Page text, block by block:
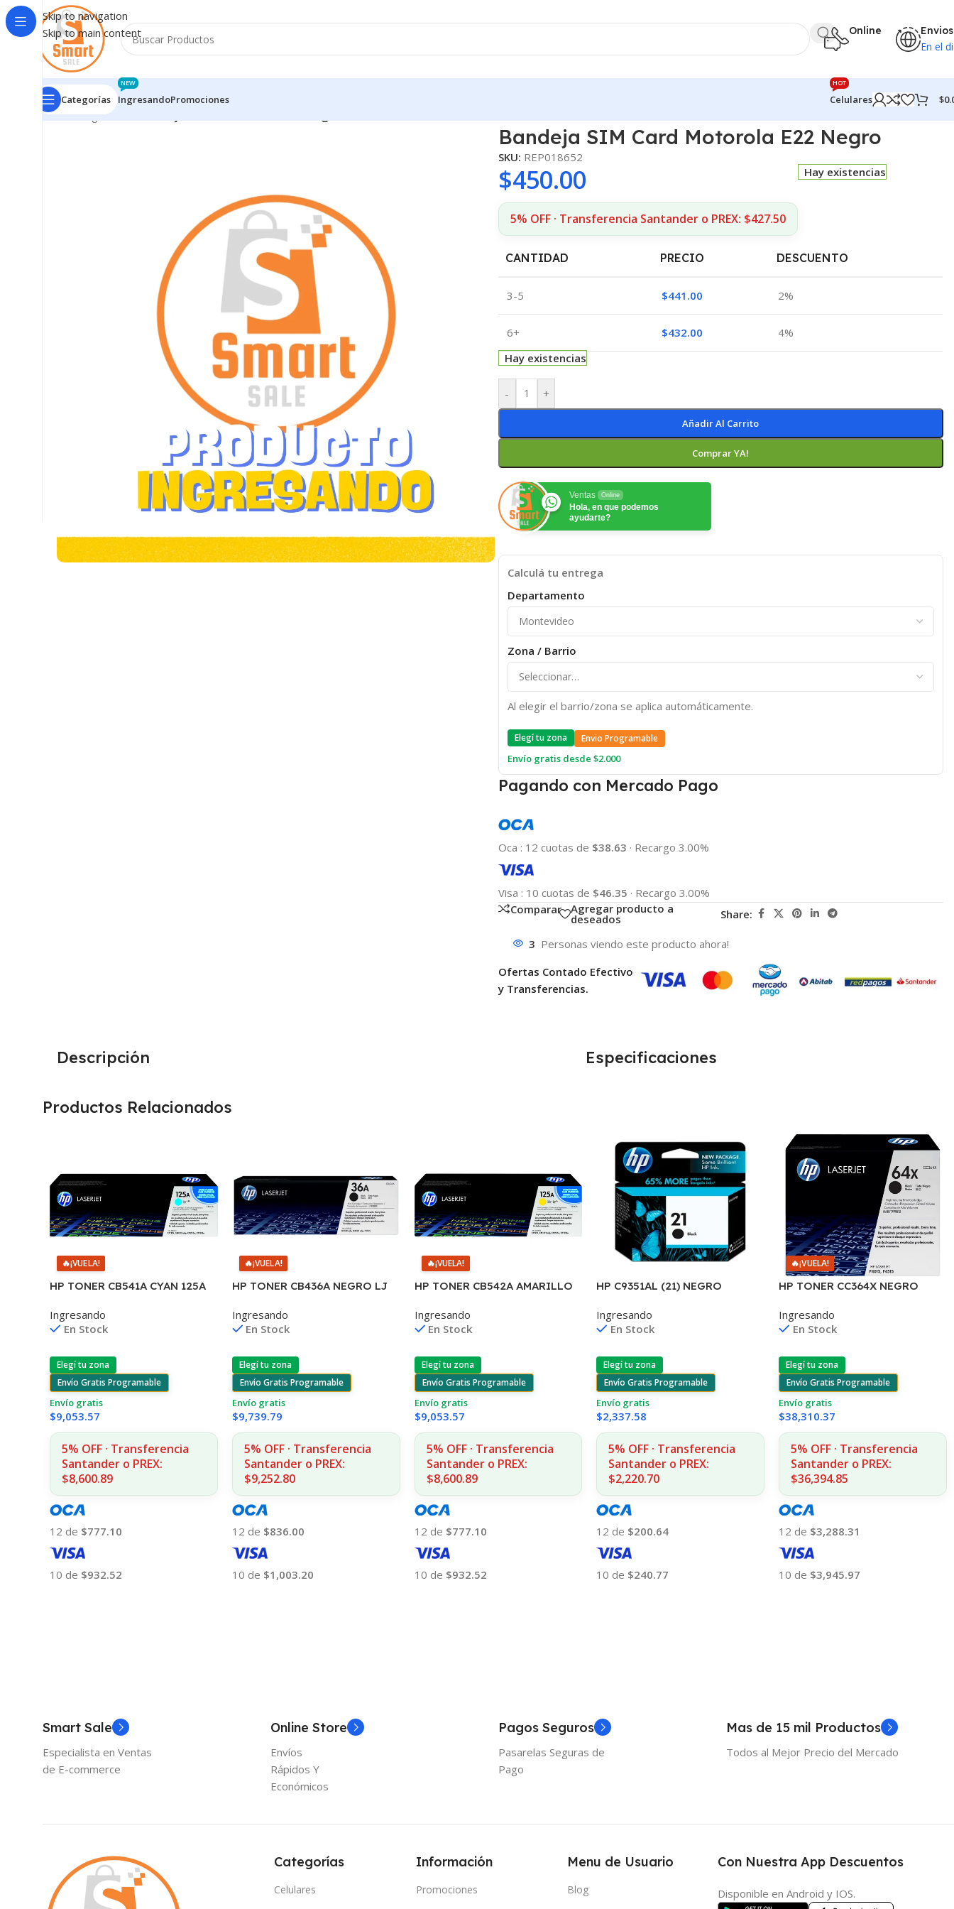
Skip to navigation
Skip to main content
Online Envios
En el
Categorías Ingresando
NEW
Promociones Celulares
HOT
$
Inicio/Ingresando
Bandeja SIM Card Motorola E22 Negro
SKU: REP018652
$450.00
5% OFF · Transferencia Santander o PREX: $427.50
Hay existencias
CANTIDAD PRECIO DESCUENTO
3-5 $441.00 2%
6+ $432.00
4%
Hay existencias
- +
Añadir Al Carrito
Comprar YA!
Ventas Online
Hola, en que podemos
ayudarte?
Calculá tu entrega
Departamento
Zona / Barrio
Al elegir el barrio/zona se aplica automáticamente.
Elegí tu zona Envio Programable
Envío gratis desde $2.000
Pagando con Mercado Pago
Oca : 12 cuotas de $38.63 · Recargo 3.00%
Visa : 10 cuotas de $46.35 · Recargo 3.00%
Comparar
Agregar producto a
deseados Share:
3 Personas viendo este producto ahora!
Ofertas Contado Efectivo
y Transferencias.
Descripción Especificaciones
Productos Relacionados
🔥¡VUELA!
HP TONER CB541A CYAN 125A
1215/1515/1510/1312
Ingresando
En Stock
Elegí tu zona
Envío Gratis Programable
Envío gratis
$9,053.57
5% OFF · Transferencia
Santander o PREX:
$8,600.89
12 de $777.10
10 de $932.52
🔥¡VUELA!
HP TONER CB436A NEGRO LJ
COPIAS
Ingresando
En Stock
Elegí tu zona
Envío Gratis Programable
Envío gratis
$9,739.79
5% OFF · Transferencia
Santander o PREX:
$9,252.80
12 de $836.00
10 de $1,003.20
🔥¡VUELA!
HP TONER CB542A AMARILLO
1215/1515/1510/1312
Ingresando
En Stock
Elegí tu zona
Envío Gratis Programable
Envío gratis
$9,053.57
5% OFF · Transferencia
Santander o PREX:
$8,600.89
12 de $777.10
10 de $932.52
HP C9351AL (21) NEGRO
55 7ML (D)
Ingresando
En Stock
Elegí tu zona
Envío Gratis Programable
Envío gratis
$2,337.58
5% OFF · Transferencia
Santander o PREX:
$2,220.70
12 de $200.64
10 de $240.77
🔥¡VUELA!
HP TONER CC364X NEGRO
COPIAS
Ingresando
En Stock
Elegí tu zona
Envío Gratis Programable
Envío gratis
$38,310.37
5% OFF · Transferencia
Santander o PREX:
$36,394.85
12 de $3,288.31
10 de $3,945.97
Smart Sale
Especialista en Ventas
de E-commerce
Online Store
Envíos
Rápidos Y
Económicos
Pagos Seguros
Pasarelas Seguras de
Pago
Mas de 15 mil Productos
Todos al Mejor Precio del Mercado
Categorías
Celulares
Información
Promociones
Menu de Usuario
Blog
Con Nuestra App Descuentos
Disponible en Android y IOS.